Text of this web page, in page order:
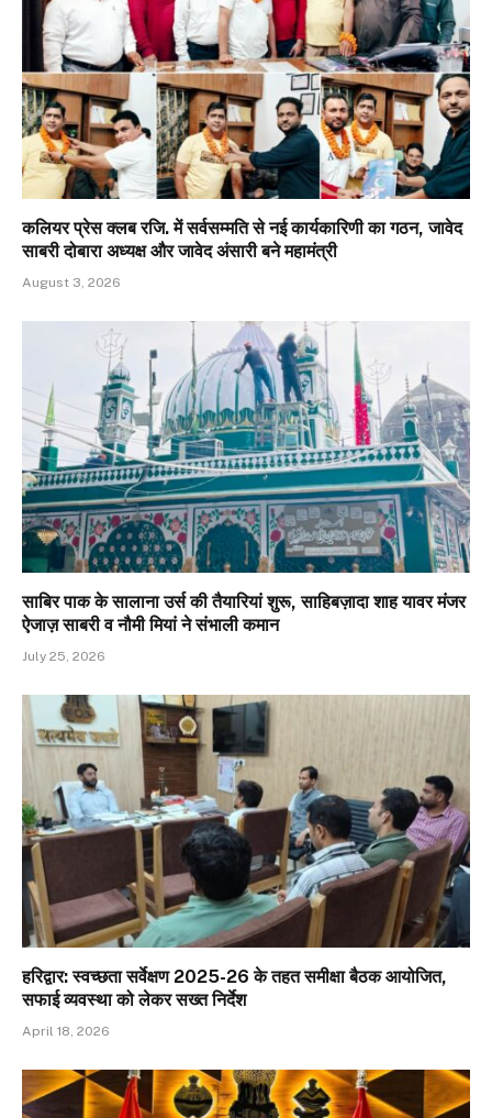
कलियर प्रेस क्लब रजि. में सर्वसम्मति से नई कार्यकारिणी का गठन, जावेद
साबरी दोबारा अध्यक्ष और जावेद अंसारी बने महामंत्री
August 3, 2026
साबिर पाक के सालाना उर्स की तैयारियां शुरू, साहिबज़ादा शाह यावर मंजर
ऐजाज़ साबरी व नौमी मियां ने संभाली कमान
July 25, 2026
हरिद्वार: स्वच्छता सर्वेक्षण 2025-26 के तहत समीक्षा बैठक आयोजित,
सफाई व्यवस्था को लेकर सख्त निर्देश
April 18, 2026